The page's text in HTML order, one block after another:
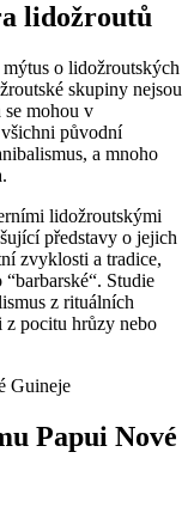
lidožroutů
o lidožroutských
skupiny ⁣nejsou
se mohou v⁢
původní
‍a mnoho
lidožroutskými
představy⁤ o jejich
zvyklosti a tradice,
Studie
z rituálních
pocitu hrůzy nebo⁤
Papui Nové